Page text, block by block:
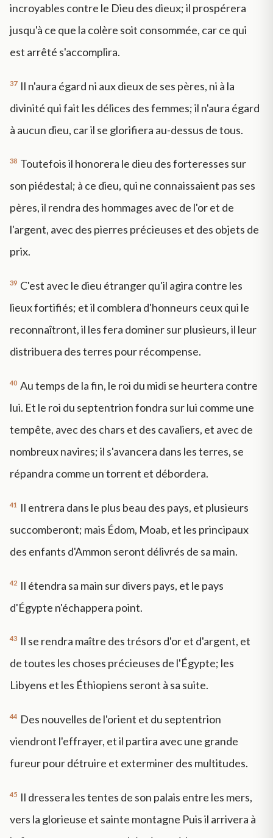
incroyables contre le Dieu des dieux; il prospérera
jusqu'à ce que la colère soit consommée, car ce qui
est arrêté s'accomplira.
37 Il n'aura égard ni aux dieux de ses pères, ni à la
divinité qui fait les délices des femmes; il n'aura égard
à aucun dieu, car il se glorifiera au-dessus de tous.
38 Toutefois il honorera le dieu des forteresses sur
son piédestal; à ce dieu, qui ne connaissaient pas ses
pères, il rendra des hommages avec de l'or et de
l'argent, avec des pierres précieuses et des objets de
prix.
39 C'est avec le dieu étranger qu'il agira contre les
lieux fortifiés; et il comblera d'honneurs ceux qui le
reconnaîtront, il les fera dominer sur plusieurs, il leur
distribuera des terres pour récompense.
40 Au temps de la fin, le roi du midi se heurtera contre
lui. Et le roi du septentrion fondra sur lui comme une
tempête, avec des chars et des cavaliers, et avec de
nombreux navires; il s'avancera dans les terres, se
répandra comme un torrent et débordera.
41
Il entrera dans le plus beau des pays, et plusieurs
succomberont; mais Édom, Moab, et les principaux
des enfants d'Ammon seront délivrés de sa main.
42 Il étendra sa main sur divers pays, et le pays
d'Égypte n'échappera point.
43 Il se rendra maître des trésors d'or et d'argent, et
de toutes les choses précieuses de l'Égypte; les
Libyens et les Éthiopiens seront à sa suite.
44 Des nouvelles de l'orient et du septentrion
viendront l'effrayer, et il partira avec une grande
fureur pour détruire et exterminer des multitudes.
45 Il dressera les tentes de son palais entre les mers,
vers la glorieuse et sainte montagne Puis il arrivera à